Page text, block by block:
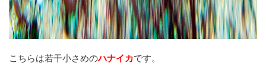
こちらは若干小さめのハナイカです。